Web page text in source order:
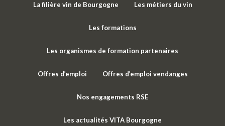
La filière vin de Bourgogne Les métiers du vin
Les formations
Les organismes de formation partenaires
Offres d’emploi Offres d’emploi vendanges
Nos engagements RSE
Les actualités VITA Bourgogne